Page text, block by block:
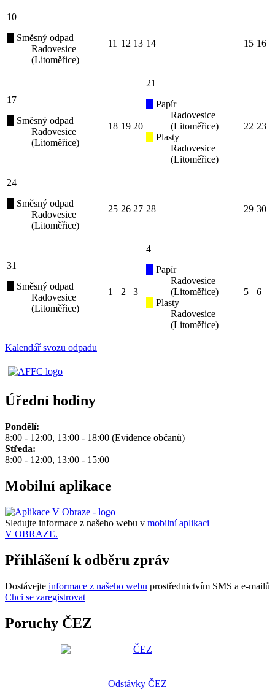
10
Směsný odpad
Radovesice
(Litoměřice)
11 12 13 14 15 16
17
Směsný odpad
Radovesice
(Litoměřice)
18 19 20
21
Papír
Radovesice
(Litoměřice)
Plasty
Radovesice
(Litoměřice)
22 23
24
Směsný odpad
Radovesice
(Litoměřice)
25 26 27 28 29 30
31
Směsný odpad
Radovesice
(Litoměřice)
1 2 3
4
Papír
Radovesice
(Litoměřice)
Plasty
Radovesice
(Litoměřice)
5 6
Kalendář svozu odpadu
Úřední hodiny
Pondělí:
8:00 - 12:00, 13:00 - 18:00 (Evidence občanů)
Středa:
8:00 - 12:00, 13:00 - 15:00
Mobilní aplikace
Sledujte informace z našeho webu v mobilní aplikaci –
V OBRAZE.
Přihlášení k odběru zpráv
Dostávejte informace z našeho webu prostřednictvím SMS a e-mailů
Chci se zaregistrovat
Poruchy ČEZ
Odstávky ČEZ